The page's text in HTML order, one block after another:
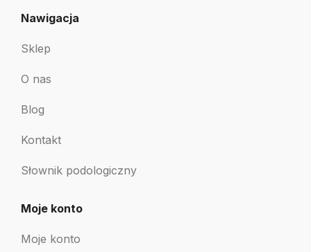
Nawigacja
Sklep
O nas
Blog
Kontakt
Słownik podologiczny
Moje konto
Moje konto